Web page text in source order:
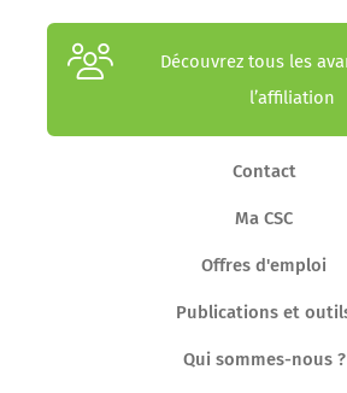
Découvrez tous les
l’affiliation
Contact
Ma CSC
Offres d'emploi
Publications et
Qui sommes-nous ?